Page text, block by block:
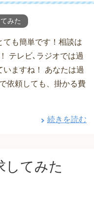
みた
ても簡単です！相談は
テレビ､ラジオでは過
ますね！ あなたは過
依頼しても、掛かる費
続きを読む
してみた